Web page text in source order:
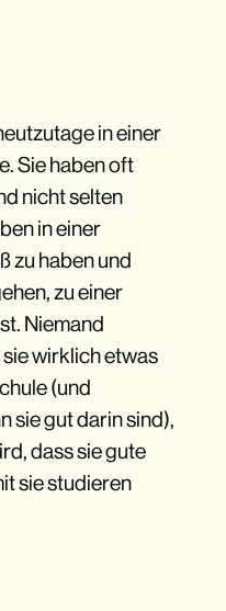
in einer
Sie haben oft
nicht selten
in einer
zu haben und
zu einer
Niemand
wirklich etwas
(und
sie gut darin sind),
dass sie gute
sie studieren